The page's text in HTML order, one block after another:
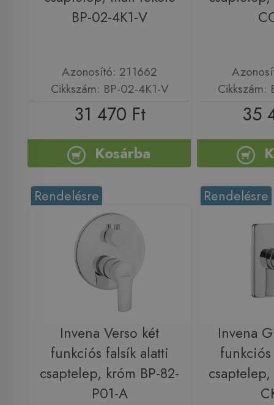
BP-02-4K1-V
Azonosító: 211662
Cikkszám: BP-02-4K1-V
31 470 Ft
Kosárba
Cikkszám:
35
Rendelésre
Invena Verso két
funkciós falsík alatti
csaptelep, króm BP-82-
P01-A
Rendelésre
Invena